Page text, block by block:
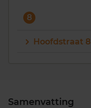
8
Hoofdstraat 8
Samenvatting